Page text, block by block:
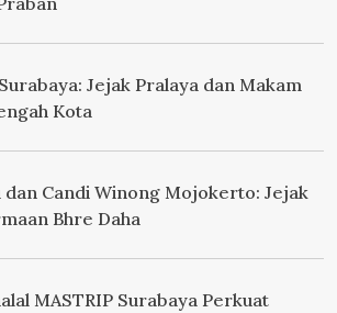
Jejak Pralaya dan Makam
Kota
dan Candi Winong Mojokerto: Jejak
Bhre Daha
MASTRIP Surabaya Perkuat